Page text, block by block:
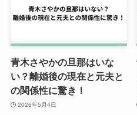
青木さやかの旦那はいな
い？離婚後の現在と元夫と
の関係性に驚き！
2026年5月4日